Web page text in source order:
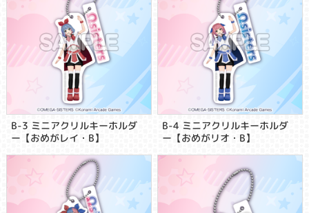
B-3 ミニアクリルキーホルダ
ー【おめがレイ・B】
B-4 ミニアクリルキーホルダ
ー【おめがリオ・B】